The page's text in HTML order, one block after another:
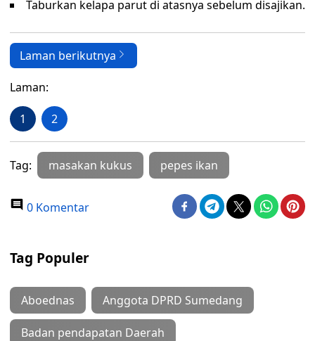
Taburkan kelapa parut di atasnya sebelum disajikan.
Laman berikutnya
Laman:
1 2
Tag: masakan kukus pepes ikan
0 Komentar
Tag Populer
Aboednas Anggota DPRD Sumedang
Badan pendapatan Daerah